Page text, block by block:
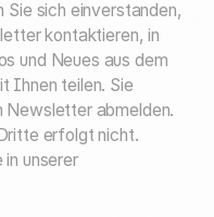
Sie sich einverstanden,
kontaktieren, in
und Neues aus dem
Ihnen teilen. Sie
Newsletter abmelden.
erfolgt nicht.
unserer